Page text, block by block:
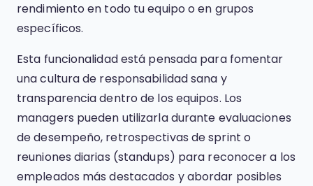
rendimiento en todo tu equipo o en grupos
específicos.
Esta funcionalidad está pensada para fomentar
una cultura de responsabilidad sana y
transparencia dentro de los equipos. Los
managers pueden utilizarla durante evaluaciones
de desempeño, retrospectivas de sprint o
reuniones diarias (standups) para reconocer a los
empleados más destacados y abordar posibles